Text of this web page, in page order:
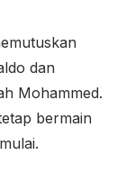
dan
Mohammed.
bermain